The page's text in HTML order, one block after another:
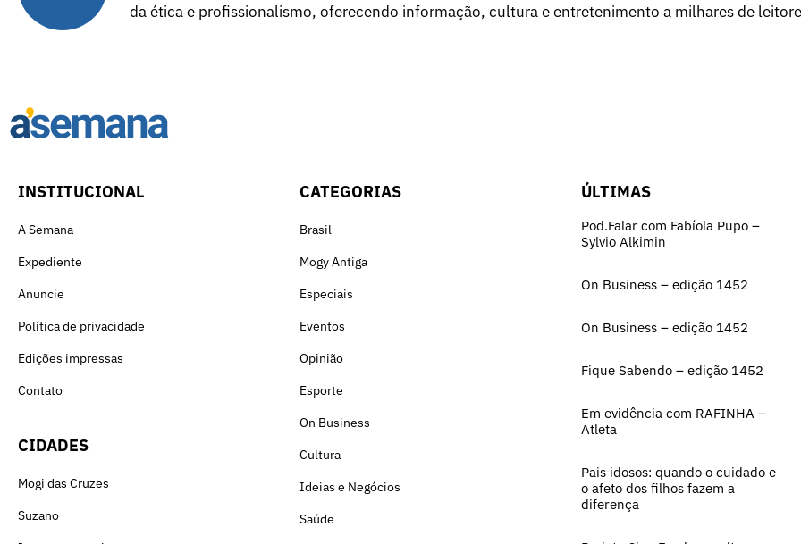
da ética e profissionalismo, oferecendo informação, cultura e entretenimento a milhares de
INSTITUCIONAL
A Semana
Expediente
Anuncie
Política de privacidade
Edições impressas
Contato
CIDADES
Mogi das Cruzes
Suzano
CATEGORIAS
Brasil
Mogy Antiga
Especiais
Eventos
Opinião
Esporte
On Business
Cultura
Ideias e Negócios
Saúde
ÚLTIMAS
Pod.Falar com Fabíola Pupo –
Sylvio Alkimin
On Business – edição 1452
On Business – edição 1452
Fique Sabendo – edição 1452
Em evidência com RAFINHA –
Atleta
Pais idosos: quando o cuidado e
o afeto dos filhos fazem a
diferença